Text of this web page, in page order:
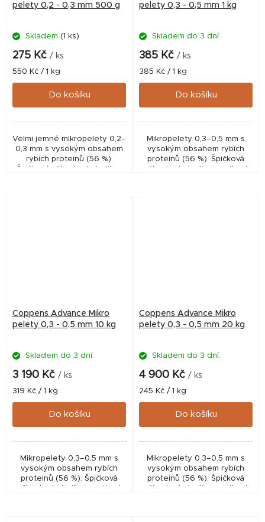
pelety 0,2 - 0,3 mm 500 g
Skladem (1 ks)
275 Kč / ks
Měrná
cena:
550 Kč / 1 kg
Do košíku
Velmi jemné mikropelety 0,2–
0,3 mm s vysokým obsahem
rybích proteinů (56 %).
Špičková přísada do boilies,
pelety 0,3 - 0,5 mm 1 kg
Skladem do 3 dní.
385 Kč / ks
Měrná
cena:
385 Kč / 1 kg
Do košíku
Mikropelety 0,3–0,5 mm s
vysokým obsahem rybích
proteinů (56 %). Špičková
přísada do boilies, method
Coppens Advance Mikro
pelety 0,3 - 0,5 mm 10 kg
Skladem do 3 dní.
3 190 Kč / ks
Měrná
cena:
319 Kč / 1 kg
Do košíku
Mikropelety 0,3–0,5 mm s
vysokým obsahem rybích
proteinů (56 %). Špičková
Coppens Advance Mikro
pelety 0,3 - 0,5 mm 20 kg
Skladem do 3 dní.
4 900 Kč / ks
Měrná
cena:
245 Kč / 1 kg
Do košíku
Mikropelety 0,3–0,5 mm s
vysokým obsahem rybích
proteinů (56 %). Špičková